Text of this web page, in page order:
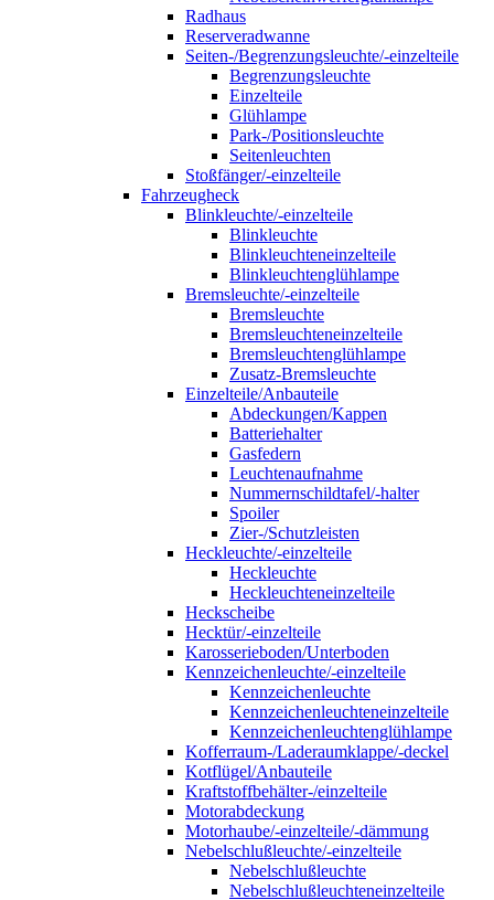
Radhaus
Reserveradwanne
Seiten-/Begrenzungsleuchte/-einzelteile
Begrenzungsleuchte
Einzelteile
Glühlampe
Park-/Positionsleuchte
Seitenleuchten
Stoßfänger/-einzelteile
Fahrzeugheck
Blinkleuchte/-einzelteile
Blinkleuchte
Blinkleuchteneinzelteile
Blinkleuchtenglühlampe
Bremsleuchte/-einzelteile
Bremsleuchte
Bremsleuchteneinzelteile
Bremsleuchtenglühlampe
Zusatz-Bremsleuchte
Einzelteile/Anbauteile
Abdeckungen/Kappen
Batteriehalter
Gasfedern
Leuchtenaufnahme
Nummernschildtafel/-halter
Spoiler
Zier-/Schutzleisten
Heckleuchte/-einzelteile
Heckleuchte
Heckleuchteneinzelteile
Heckscheibe
Hecktür/-einzelteile
Karosserieboden/Unterboden
Kennzeichenleuchte/-einzelteile
Kennzeichenleuchte
Kennzeichenleuchteneinzelteile
Kennzeichenleuchtenglühlampe
Kofferraum-/Laderaumklappe/-deckel
Kotflügel/Anbauteile
Kraftstoffbehälter-/einzelteile
Motorabdeckung
Motorhaube/-einzelteile/-dämmung
Nebelschlußleuchte/-einzelteile
Nebelschlußleuchte
Nebelschlußleuchteneinzelteile